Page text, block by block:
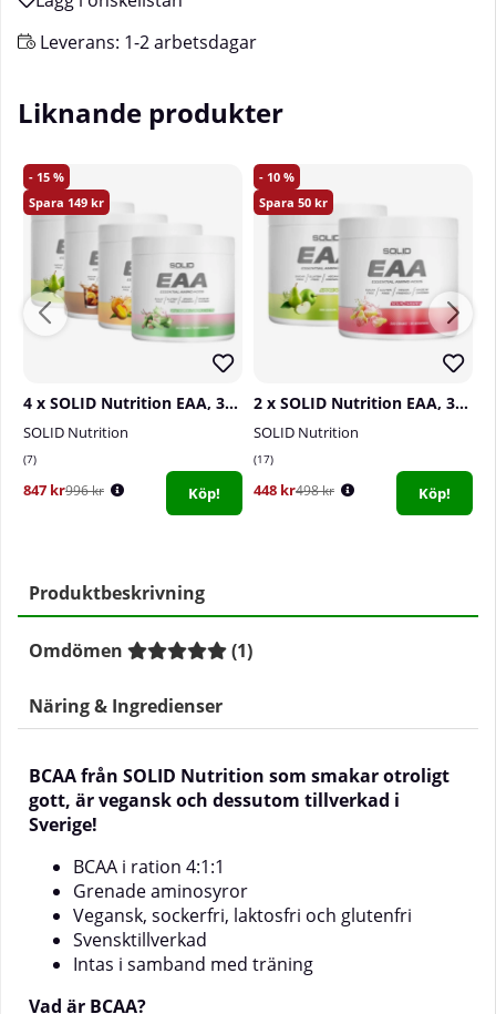
Leverans: 1-2 arbetsdagar
Liknande produkter
15
149
4 x SOLID Nutrition EAA, 300 g
SOLID Nutrition
7
847 kr996 kr Köp!
10
50
2 x SOLID Nutrition EAA, 300 g
SOLID Nutrition
17
448 kr498 kr Köp!
Produktbeskrivning
Omdömen (1)
Näring & Ingredienser
BCAA från SOLID Nutrition som smakar otroligt
gott, är vegansk och dessutom tillverkad i
Sverige!
BCAA i ration 4:1:1
Grenade aminosyror
Vegansk, sockerfri, laktosfri och glutenfri
Svensktillverkad
Intas i samband med träning
Vad är BCAA?